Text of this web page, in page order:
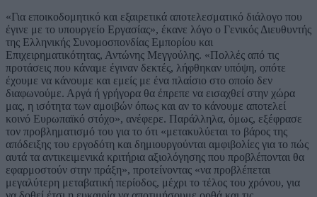
«Για εποικοδομητικό και εξαιρετικά αποτελεσματικό διάλογο που
έγινε με το υπουργείο Εργασίας», έκανε λόγο ο Γενικός Διευθυντής
της Ελληνικής Συνομοσπονδίας Εμπορίου και
Επιχειρηματικότητας, Αντώνης Μεγγούλης. «Πολλές από τις
προτάσεις που κάναμε έγιναν δεκτές, λήφθηκαν υπόψη, οπότε
έχουμε να κάνουμε και εμείς με ένα πλαίσιο στο οποίο δεν
διαφωνούμε. Αργά ή γρήγορα θα έπρεπε να εισαχθεί στην χώρα
μας, η ισότητα των αμοιβών όπως και αν το κάνουμε αποτελεί
κοινό Ευρωπαϊκό στόχο», ανέφερε. Παράλληλα, όμως, εξέφρασε
τον προβληματισμό του για το ότι «μετακυλύεται το βάρος της
απόδειξης του εργοδότη και δημιουργούνται αμφιβολίες για το πώς
αυτά τα αντικειμενικά κριτήρια αξιολόγησης που προβλέπονται θα
εφαρμοστούν στην πράξη», προτείνοντας «να προβλέπεται
μεγαλύτερη μεταβατική περίοδος, μέχρι το τέλος του χρόνου, για